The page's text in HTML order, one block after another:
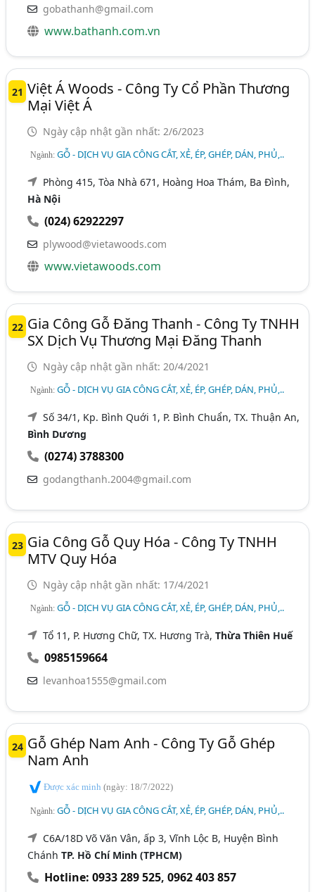
gobathanh@gmail.com
www.bathanh.com.vn
21 Việt Á Woods - Công Ty Cổ Phần Thương
Mại Việt Á
Ngày cập nhật gần nhất: 2/6/2023
Ngành:GỖ - DỊCH VỤ GIA CÔNG CẮT, XẺ, ÉP, GHÉP, DÁN, PHỦ,..
Phòng 415, Tòa Nhà 671, Hoàng Hoa Thám, Ba Đình,
Hà Nội
(024) 62922297
plywood@vietawoods.com
www.vietawoods.com
22 Gia Công Gỗ Đăng Thanh - Công Ty TNHH
SX Dịch Vụ Thương Mại Đăng Thanh
Ngày cập nhật gần nhất: 20/4/2021
Ngành:GỖ - DỊCH VỤ GIA CÔNG CẮT, XẺ, ÉP, GHÉP, DÁN, PHỦ,..
Số 34/1, Kp. Bình Quới 1, P. Bình Chuẩn, TX. Thuận An,
Bình Dương
(0274) 3788300
godangthanh.2004@gmail.com
23 Gia Công Gỗ Quy Hóa - Công Ty TNHH
MTV Quy Hóa
Ngày cập nhật gần nhất: 17/4/2021
Ngành:GỖ - DỊCH VỤ GIA CÔNG CẮT, XẺ, ÉP, GHÉP, DÁN, PHỦ,..
Tổ 11, P. Hương Chữ, TX. Hương Trà,Thừa Thiên Huế
0985159664
levanhoa1555@gmail.com
24 Gỗ Ghép Nam Anh - Công Ty Gỗ Ghép
Nam Anh
Được xác minh(ngày: 18/7/2022)
Ngành:GỖ - DỊCH VỤ GIA CÔNG CẮT, XẺ, ÉP, GHÉP, DÁN, PHỦ,..
C6A/18D Võ Văn Vân, ấp 3, Vĩnh Lộc B, Huyện Bình
ChánhTP. Hồ Chí Minh (TPHCM)
Hotline: 0933 289 525,0962 403 857